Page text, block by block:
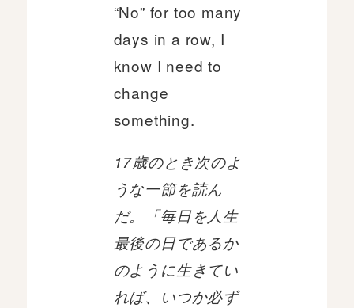
“No” for too many
days in a row, I
know I need to
change
something.
17歳のとき次のよ
うな一節を読ん
だ。「毎日を人生
最後の日であるか
のように生きてい
れば、いつか必ず